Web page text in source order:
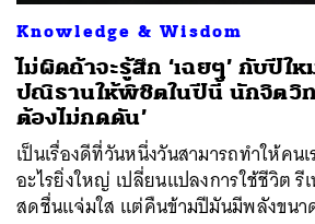
Knowledge & Wisdom
ไม่ผิดถ้าจะรู้สึก ‘เฉยๆ’ กับปีใ
ปณิธานให้พิชิตในปีนี้ นักจิตวิท
ต้องไม่กดดัน’
เป็นเรื่องดีที่วันหนึ่งวันสามารถทำให้คน
อะไรยิ่งใหญ่ เปลี่ยนแปลงการใช้ชีวิต
สดชื่นแจ่มใส แต่คืนข้ามปีมันมีพลังขนา